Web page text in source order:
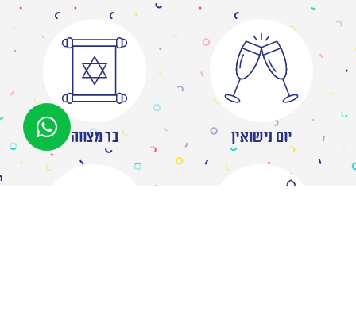
יום נישואין בר מצווה